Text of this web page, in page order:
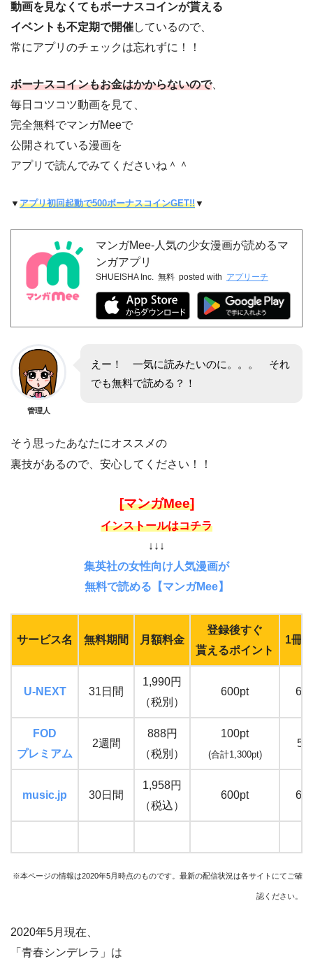
動画を見なくてもボーナスコインが貰える
イベントも不定期で開催しているので、
常にアプリのチェックは忘れずに！！
ボーナスコインもお金はかからないので、
毎日コツコツ動画を見て、
完全無料でマンガMeeで
公開されている漫画を
アプリで読んでみてくださいね＾＾
▼ アプリ初回起動で500ボーナスコインGET!!▼
マンガMee-人気の少女漫画が読めるマ
ンガアプリ
SHUEISHA Inc. 無料 posted with アプリーチ
管理人
えー！ 一気に読みたいのに。。。 それ
でも無料で読める？！
そう思ったあなたにオススメの
裏技があるので、安心してください！！
[マンガMee]
インストールはコチラ
↓↓↓
集英社の女性向け人気漫画が
無料で読める【マンガMee】
サービス名 無料期間 月額料金
登録後すぐ
貰えるポイント
1冊
U-NEXT 31日間
1,990円
（税別）
600pt
FOD
プレミアム
2週間
888円
（税別）
100pt
(合計1,300pt)
music.jp 30日間
1,958円
（税込）
600pt
※本ページの情報は2020年5月時点のものです。最新の配信状況は各サイトにてご確
認ください。
2020年5月現在、
「青春シンデレラ」は